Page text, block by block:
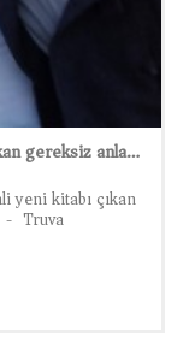
'Benim kitabımda uzun ve okuyucuyu sıkan gereksiz anlatımlara rastlayamazsınız'
yeni kitabı çıkan
- Truva